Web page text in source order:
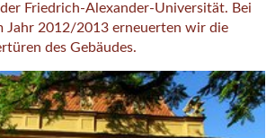
Friedrich-Alexander-Universität. Bei
Jahr 2012/2013 erneuerten wir die
des Gebäudes.